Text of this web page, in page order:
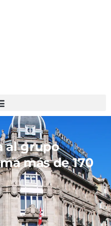
al grupo
más de 170